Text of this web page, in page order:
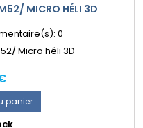
MICRO HÉLI 3D
0
Micro héli 3D
panier